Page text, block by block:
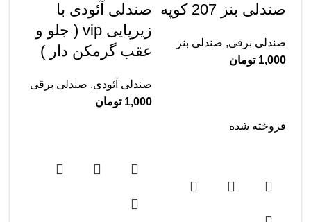
صندلی بنز 207 کوپه
صندلی برقی, صندلی بنز
1,000 تومان
صندلی آئودی با
زیرپایی vip ( جلو و
عقب گرمکن دار )
صندلی آئودی, صندلی برقی
1,000 تومان
فروخته شده